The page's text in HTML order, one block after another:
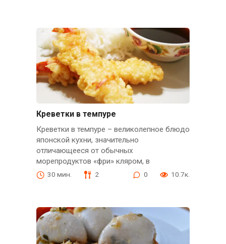
Креветки в темпуре
Креветки в темпуре – великолепное блюдо
японской кухни, значительно
отличающееся от обычных
морепродуктов «фри» кляром, в
30 мин. 2 0 10.7к.